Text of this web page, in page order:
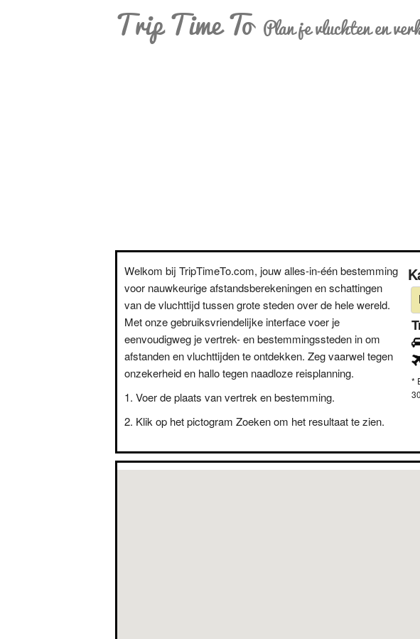
Trip Time To Plan je vluchten en
Welkom bij TripTimeTo.com, jouw alles-in-één bestemming
voor nauwkeurige afstandsberekeningen en schattingen
van de vluchttijd tussen grote steden over de hele wereld.
Met onze gebruiksvriendelijke interface voer je
eenvoudigweg je vertrek- en bestemmingssteden in om
afstanden en vluchttijden te ontdekken. Zeg vaarwel tegen
onzekerheid en hallo tegen naadloze reisplanning.
Voer de plaats van vertrek en bestemming.
Klik op het pictogram Zoeken om het resultaat te zien.
*